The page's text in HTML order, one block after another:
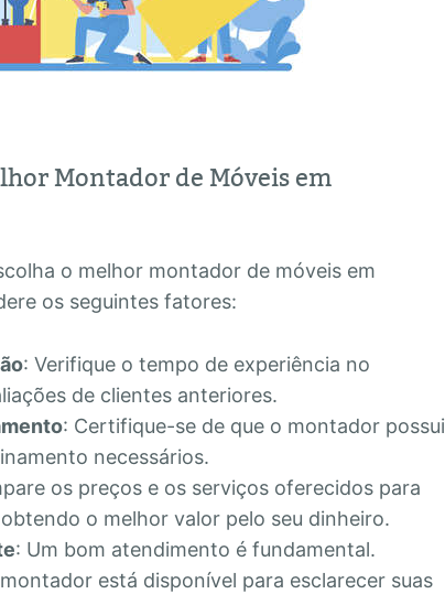
Montador de Móveis em
o melhor montador de móveis em
os seguintes fatores:
: Verifique o tempo de experiência no
de clientes anteriores.
: Certifique-se de que o montador possui
necessários.
os preços e os serviços oferecidos para
o melhor valor pelo seu dinheiro.
: Um bom atendimento é fundamental.
está disponível para esclarecer suas